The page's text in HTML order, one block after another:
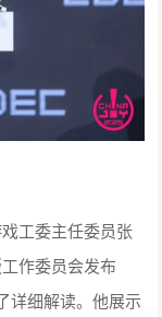
工委主任委员张
细解读。他展示
具体数据，并概
：一、各级政府扶